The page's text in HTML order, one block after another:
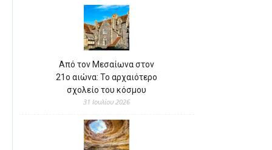
Από τον Μεσαίωνα στον
21ο αιώνα: Το αρχαιότερο
σχολείο του κόσμου
31 Ιουλίου 2026